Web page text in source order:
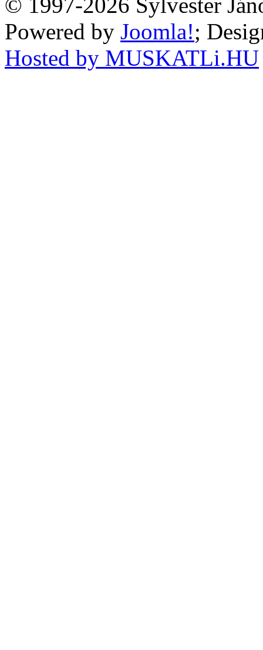
© 1997-2026 Sylvester
Powered by Joomla!;
Hosted by MUSKATLi.HU